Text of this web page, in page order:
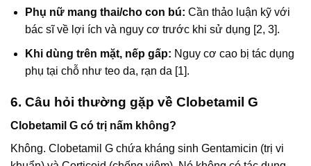
Phụ nữ mang thai/cho con bú: Cần thảo luận kỹ với
bác sĩ về lợi ích và nguy cơ trước khi sử dụng [2, 3].
Khi dùng trên mặt, nếp gấp: Nguy cơ cao bị tác dụng
phụ tại chỗ như teo da, rạn da [1].
6. Câu hỏi thường gặp về Clobetamil G
Clobetamil G có trị nấm không?
Không. Clobetamil G chứa kháng sinh Gentamicin (trị vi